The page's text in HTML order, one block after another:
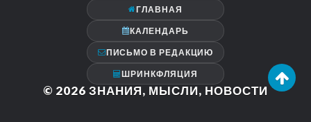
ГЛАВНАЯ
КАЛЕНДАРЬ
ПИСЬМО В РЕДАКЦИЮ
ШРИНКФЛЯЦИЯ
© 2026 ЗНАНИЯ, МЫСЛИ, НОВОСТИ